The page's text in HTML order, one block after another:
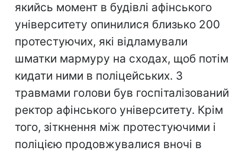
якийсь момент в будівлі афінського
університету опинилися близько 200
протестуючих, які відламували
шматки мармуру на сходах, щоб потім
кидати ними в поліцейських. З
травмами голови був госпіталізований
ректор афінського університету. Крім
того, зіткнення між протестуючими і
поліцією продовжувалися вночі в